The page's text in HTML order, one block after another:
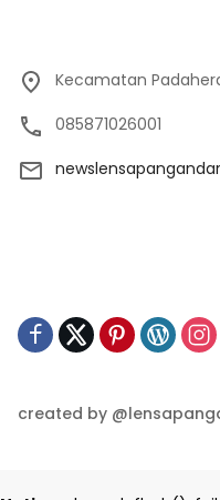
Kecamatan
085871026001
created by